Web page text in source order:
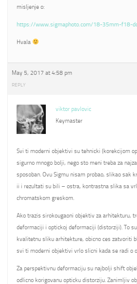
misljenje o:
https://www.sigmaphoto.com/18-35mm-f18-
Hvala
May 5, 2017 at 4:58 pm
REPLY
viktor pavlovic
Keymaster
Svi ti moderni objektivi su tehnicki (korekcijom
sigurno mnogo bolji, nego sto meni treba za
sposoban. Ovu Sigmu nisam probao, slikao sak
ii i rezultati su bili – ostra, kontrastna slika sa
chromatskom greskom.
Ako trazis sirokougaoni objektiv za arhitekturu,
deformaciji i optickoj deformaciji (distorziji). To
kvalitetnu sliku arhitekture, obicno ces zatvoriti
svi ti moderni objektivi vrlo slicni kada se radi o
Za perspektivnu deformaciju su najbolji shift
odlicno korigovanu opticku distorziju. Zanimljiv